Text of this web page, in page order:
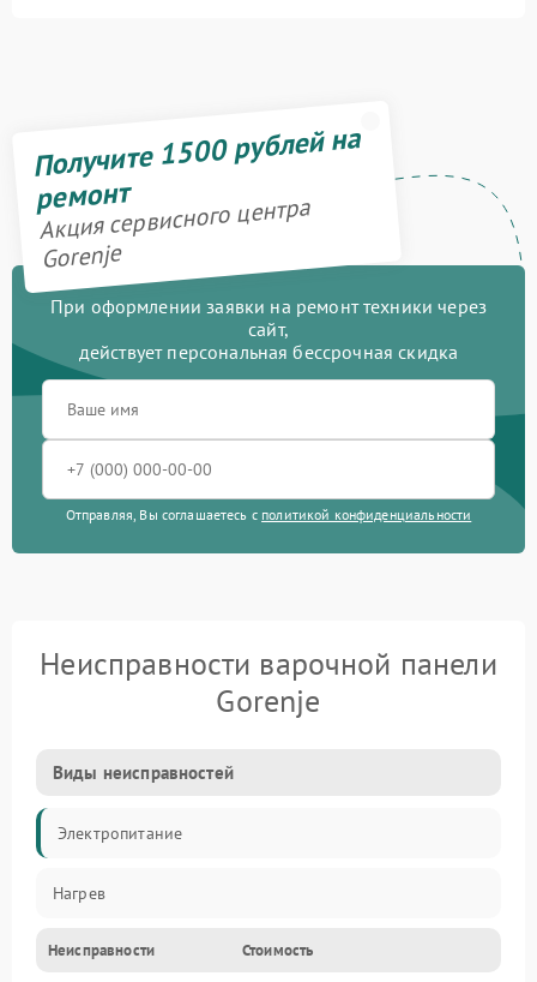
Получите 1500 рублей на
ремонт
Акция сервисного центра
Gorenje
При оформлении заявки на ремонт техники через
сайт,
действует персональная бессрочная скидка
Отправляя, Вы соглашаетесь с политикой конфиденциальности
Неисправности варочной панели
Gorenje
Виды неисправностей
Электропитание
Нагрев
Неисправности Стоимость